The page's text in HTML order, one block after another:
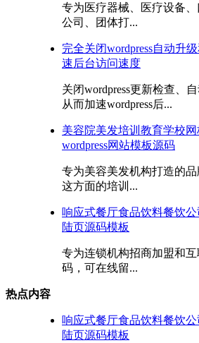
专为医疗器械、医疗设备
公司、团体打...
完全关闭wordpress自动升
速后台访问速度
关闭wordpress更新检查、
从而加速wordpress后...
美容院美发培训教育学校
wordpress网站模板源码
专为美容美发机构打造的
这方面的培训...
响应式餐厅食品饮料餐饮
陆页源码模板
专为连锁机构招商加盟和
码，可在线留...
热点内容
响应式餐厅食品饮料餐饮
陆页源码模板